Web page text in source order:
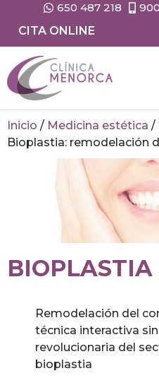
650 487 218
CITA ONLINE
Inicio / Medicina estética /
Bioplastia: remodelación
BIOPLASTIA
Remodelación del
técnica interactiva
revolucionaria del
bioplastia